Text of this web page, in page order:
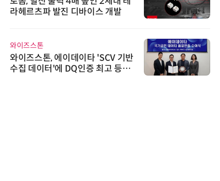
라헤르츠파 발진 디바이스 개발
와이즈스톤
와이즈스톤, 에이데이타 'SCV 기반
수집 데이터'에 DQ인증 최고 등급